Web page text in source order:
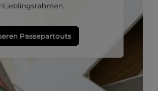
Passepartouts